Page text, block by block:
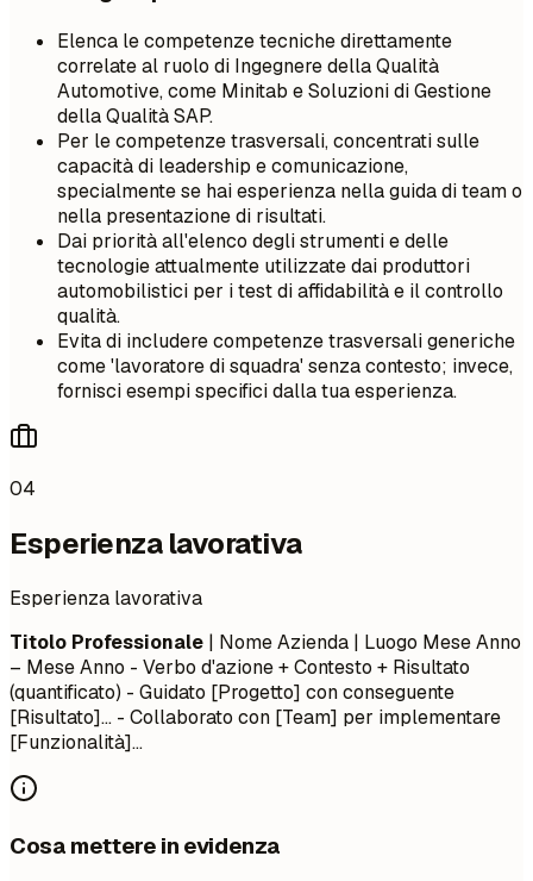
Elenca le competenze tecniche direttamente
correlate al ruolo di Ingegnere della Qualità
Automotive, come Minitab e Soluzioni di Gestione
della Qualità SAP.
Per le competenze trasversali, concentrati sulle
capacità di leadership e comunicazione,
specialmente se hai esperienza nella guida di team o
nella presentazione di risultati.
Dai priorità all'elenco degli strumenti e delle
tecnologie attualmente utilizzate dai produttori
automobilistici per i test di affidabilità e il controllo
qualità.
Evita di includere competenze trasversali generiche
come 'lavoratore di squadra' senza contesto; invece,
fornisci esempi specifici dalla tua esperienza.
04
Esperienza lavorativa
Esperienza lavorativa
Titolo Professionale | Nome Azienda | Luogo Mese Anno
– Mese Anno - Verbo d'azione + Contesto + Risultato
(quantificato) - Guidato [Progetto] con conseguente
[Risultato]... - Collaborato con [Team] per implementare
[Funzionalità]...
Cosa mettere in evidenza